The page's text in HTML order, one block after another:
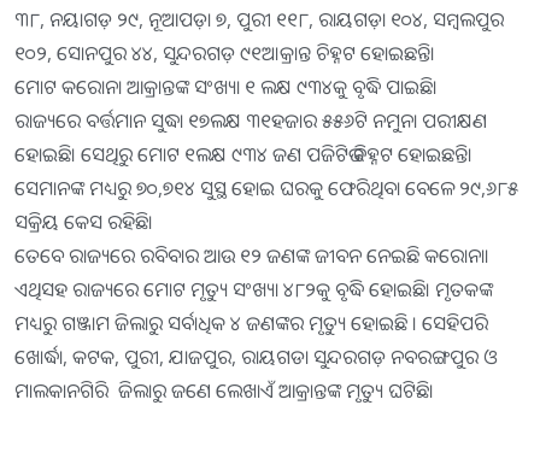
୩୮, ନୟାଗଡ଼ ୨୯, ନୂଆପଡ଼ା ୭, ପୁରୀ ୧୧୮, ରାୟଗଡ଼ା ୧୦୪, ସମ୍ବଲପୁର
୧୦୨, ସୋନପୁର ୪୪, ସୁନ୍ଦରଗଡ଼ ୯୧ଅ।କ୍ରାନ୍ତ ଚିହ୍ନଟ ହୋଇଛନ୍ତି।
ମୋଟ କରୋନା ଆକ୍ରାନ୍ତଙ୍କ ସଂଖ୍ୟା ୧ ଲକ୍ଷ ୯୩୪କୁ ବୃଦ୍ଧି ପାଇଛି।
ରାଜ୍ୟରେ ବର୍ତ୍ତମାନ ସୁଦ୍ଧା ୧୭ଲକ୍ଷ ୩୧ହଜାର ୫୫୬ଟି ନମୁନା ପରୀକ୍ଷଣ
ହୋଇଛି। ସେଥିରୁ ମୋଟ ୧ଲକ୍ଷ ୯୩୪ ଜଣ ପଜିଟିଭ ଚିହ୍ନଟ ହୋଇଛନ୍ତି।
ସେମାନଙ୍କ ମଧ୍ୟରୁ ୭୦,୭୧୪ ସୁସ୍ଥ ହୋଇ ଘରକୁ ଫେରିଥିବା ବେଳେ ୨୯,୬୮୫
ସକ୍ରିୟ କେସ ରହିଛି।
ତେବେ ରାଜ୍ୟରେ ରବିବାର ଆଉ ୧୨ ଜଣଙ୍କ ଜୀବନ ନେଇଛି କରୋନା।
ଏଥିସହ ରାଜ୍ୟରେ ମୋଟ ମୃତ୍ୟୁ ସଂଖ୍ୟା ୪୮୨କୁ ବୃଦ୍ଧି ହୋଇଛି। ମୃତକଙ୍କ
ମଧ୍ୟରୁ ଗଞ୍ଜାମ ଜିଲାରୁ ସର୍ବାଧିକ ୪ ଜଣଙ୍କର ମୃତ୍ୟୁ ହୋଇଛି । ସେହିପରି
ଖୋର୍ଦ୍ଧା, କଟକ, ପୁରୀ, ଯାଜପୁର, ରାୟଗଡା ସୁନ୍ଦରଗଡ଼ ନବରଙ୍ଗପୁର ଓ
ମାଲକାନଗିରି ଜିଲାରୁ ଜଣେ ଲେଖାଏଁ ଆକ୍ରାନ୍ତଙ୍କ ମୃତ୍ୟୁ ଘଟିଛି।